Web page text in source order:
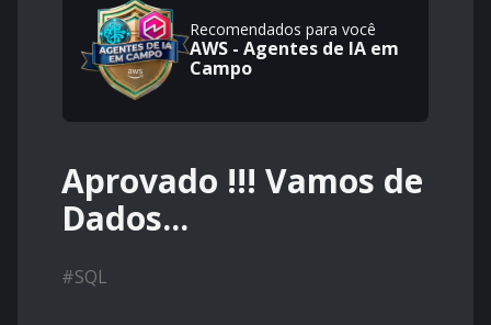
Recomendados para você
AWS - Agentes de IA em
Campo
Aprovado !!! Vamos de
Dados...
#SQL